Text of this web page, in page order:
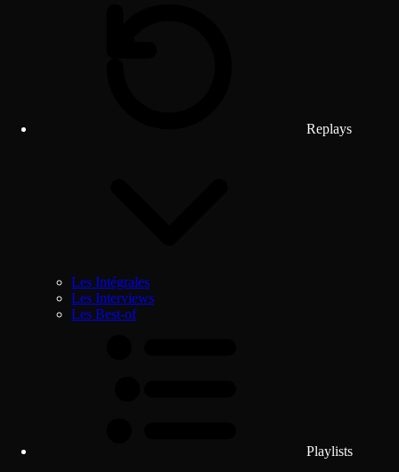
Replays
Les Intégrales
Les Interviews
Les Best-of
Playlists